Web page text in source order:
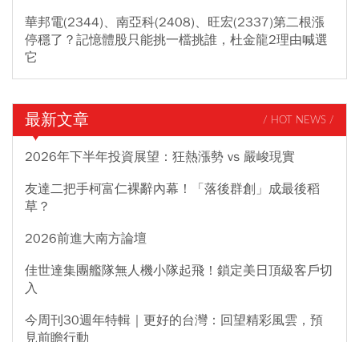
華邦電(2344)、南亞科(2408)、旺宏(2337)第二根漲
停穩了？記憶體股只能挑一檔挑誰，杜金龍2理由喊選
它
最新文章 / HOT NEWS /
2026年下半年投資展望：狂熱漲勢 vs 嚴峻現實
友達二把手柯富仁裸辭內幕！「落後群創」成最後稻
草？
2026前進大南方論壇
佳世達集團艦隊無人機小隊起飛！鎖定美日頂級客戶切
入
今周刊30週年特輯｜更好的台灣：回望精彩風雲，預
見前瞻行動